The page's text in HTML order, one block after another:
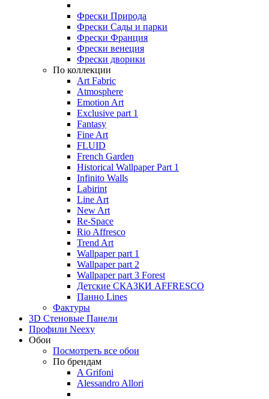
Фрески Природа
Фрески Сады и парки
Фрески Франция
Фрески венеция
Фрески дворики
По коллекции
Art Fabric
Atmosphere
Emotion Art
Exclusive part 1
Fantasy
Fine Art
FLUID
French Garden
Historical Wallpaper Part 1
Infinito Walls
Labirint
Line Art
New Art
Re-Space
Rio Affresco
Trend Art
Wallpaper part 1
Wallpaper part 2
Wallpaper part 3 Forest
Детские СКАЗКИ AFFRESCO
Панно Lines
Фактуры
3D Стеновые Панели
Профили Neexy
Обои
Посмотреть все обои
По брендам
A Grifoni
Alessandro Allori